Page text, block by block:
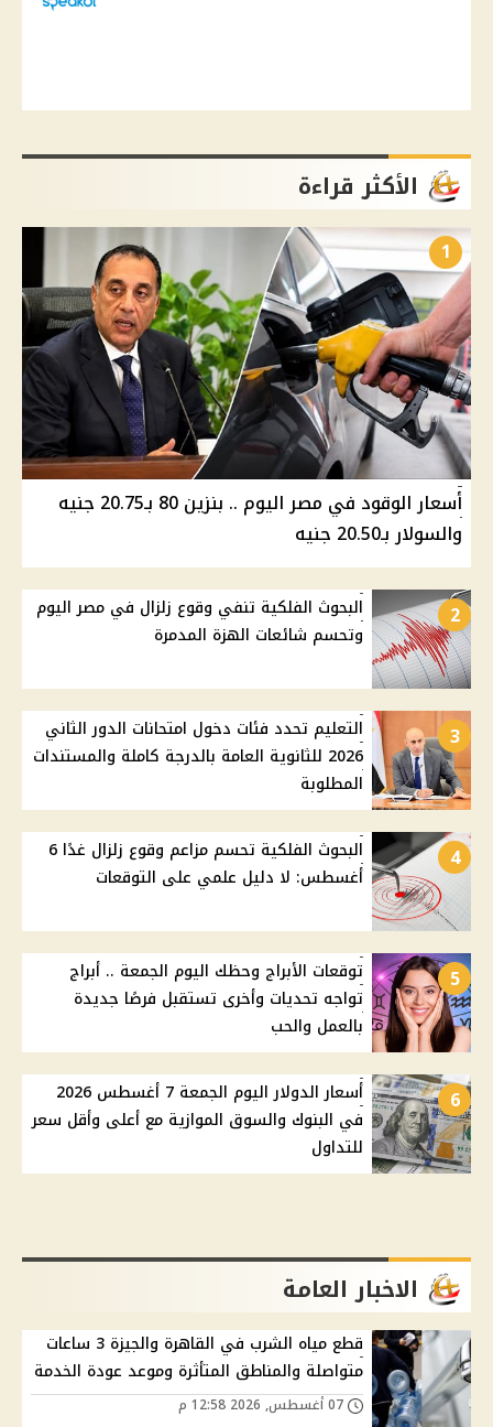
الأكثر قراءة
1
أسعار الوقود في مصر اليوم .. بنزين 80 بـ20.75 جنيه
والسولار بـ20.50 جنيه
2
البحوث الفلكية تنفي وقوع زلزال في مصر اليوم
وتحسم شائعات الهزة المدمرة
3
التعليم تحدد فئات دخول امتحانات الدور الثاني
2026 للثانوية العامة بالدرجة كاملة والمستندات
المطلوبة
4
البحوث الفلكية تحسم مزاعم وقوع زلزال غدًا 6
أغسطس: لا دليل علمي على التوقعات
5
توقعات الأبراج وحظك اليوم الجمعة .. أبراج
تواجه تحديات وأخرى تستقبل فرصًا جديدة
بالعمل والحب
6
أسعار الدولار اليوم الجمعة 7 أغسطس 2026
في البنوك والسوق الموازية مع أعلى وأقل سعر
للتداول
الاخبار العامة
قطع مياه الشرب في القاهرة والجيزة 3 ساعات
متواصلة والمناطق المتأثرة وموعد عودة الخدمة